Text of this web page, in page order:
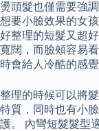
燙頭髮也僅需要強
想要小臉效果的女
好整理的短髮又超
寬闊，而臉頰容易
時會給人冷酷的感覺
整理的時候可以將
特質，同時也有小
護。 內彎短髮髮型